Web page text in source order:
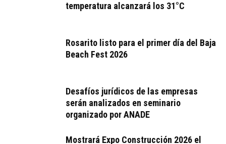
temperatura alcanzará los 31°C
Rosarito listo para el primer día del Baja
Beach Fest 2026
Desafíos jurídicos de las empresas
serán analizados en seminario
organizado por ANADE
Mostrará Expo Construcción 2026 el